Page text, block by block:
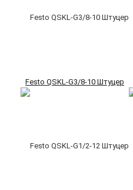
Festo QSKL-G3/8-10 Штуцер